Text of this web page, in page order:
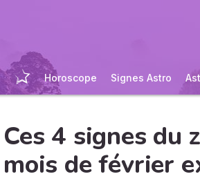
Horoscope Signes Astro
Ces 4 signes du
mois de février